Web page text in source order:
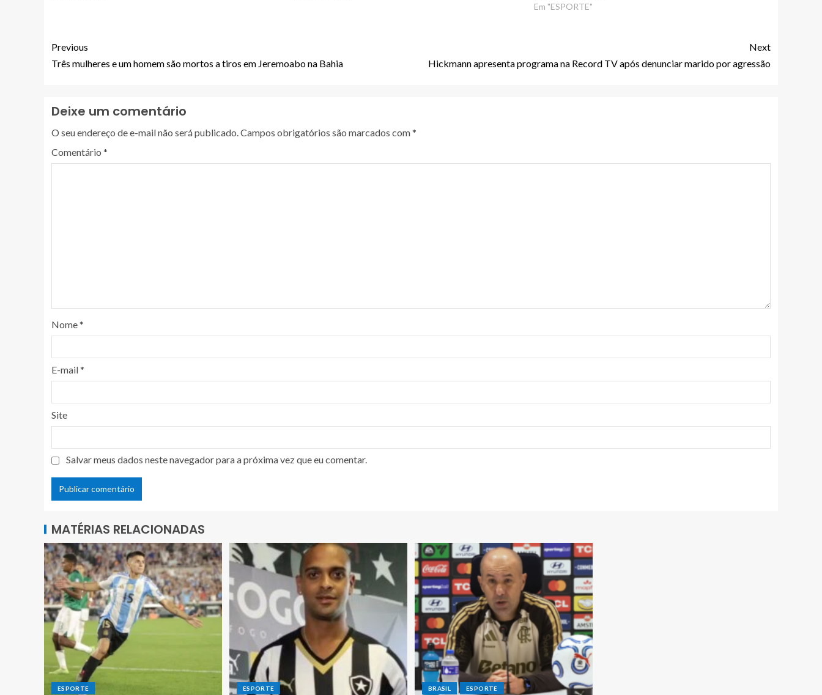
Em "ESPORTE"
Previous
Três mulheres e um homem são mortos a tiros em Jeremoabo na Bahia
Next
Hickmann apresenta programa na Record TV após denunciar marido por agressão
Deixe um comentário
O seu endereço de e-mail não será publicado.Campos obrigatórios são marcados com*
Comentário *
Nome*
E-mail*
Site
Salvar meus dados neste navegador para a próxima vez que eu comentar.
MATÉRIAS RELACIONADAS
ESPORTE ESPORTE BRASIL ESPORTE